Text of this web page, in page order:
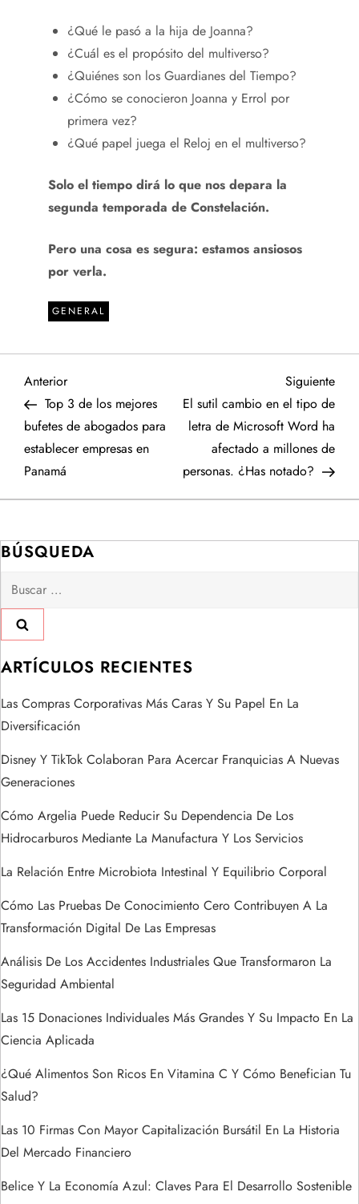
¿Qué le pasó a la hija de Joanna?
¿Cuál es el propósito del multiverso?
¿Quiénes son los Guardianes del Tiempo?
¿Cómo se conocieron Joanna y Errol por
primera vez?
¿Qué papel juega el Reloj en el multiverso?
Solo el tiempo dirá lo que nos depara la
segunda temporada de Constelación.
Pero una cosa es segura: estamos ansiosos
por verla.
GENERAL
N
a
v
e
g
c
i
ó
n
d
e
n
t
r
a
d
a
s
Entrada
anterior
Anterior
Top 3 de los mejores
bufetes de abogados para
establecer empresas en
Panamá
Siguiente
El sutil cambio en el tipo de
letra de Microsoft Word ha
afectado a millones de
personas. ¿Has notado?
BÚSQUEDA
Buscar:
ARTÍCULOS RECIENTES
Las Compras Corporativas Más Caras Y Su Papel En La
Diversificación
Disney Y TikTok Colaboran Para Acercar Franquicias A Nuevas
Generaciones
Cómo Argelia Puede Reducir Su Dependencia De Los
Hidrocarburos Mediante La Manufactura Y Los Servicios
La Relación Entre Microbiota Intestinal Y Equilibrio Corporal
Cómo Las Pruebas De Conocimiento Cero Contribuyen A La
Transformación Digital De Las Empresas
Análisis De Los Accidentes Industriales Que Transformaron La
Seguridad Ambiental
Las 15 Donaciones Individuales Más Grandes Y Su Impacto En La
Ciencia Aplicada
¿Qué Alimentos Son Ricos En Vitamina C Y Cómo Benefician Tu
Salud?
Las 10 Firmas Con Mayor Capitalización Bursátil En La Historia
Del Mercado Financiero
Belice Y La Economía Azul: Claves Para El Desarrollo Sostenible